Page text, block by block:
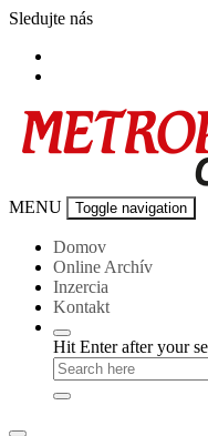
Skip
content
Sledujte nás
Metropola-
MENU Toggle navigation
Domov
Online Archív
Inzercia
Kontakt
Hit Enter after your